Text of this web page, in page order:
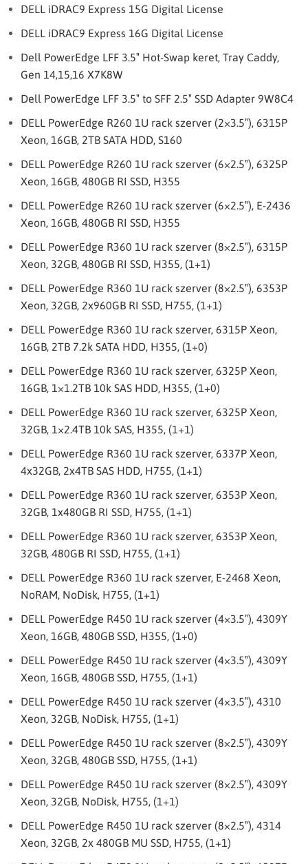
DELL iDRAC9 Express 15G Digital License
DELL iDRAC9 Express 16G Digital License
Dell PowerEdge LFF 3.5″ Hot-Swap keret, Tray Caddy,
Gen 14,15,16 X7K8W
Dell PowerEdge LFF 3.5″ to SFF 2.5″ SSD Adapter 9W8C4
DELL PowerEdge R260 1U rack szerver (2×3.5″), 6315P
Xeon, 16GB, 2TB SATA HDD, S160
DELL PowerEdge R260 1U rack szerver (6×2.5″), 6325P
Xeon, 16GB, 480GB RI SSD, H355
DELL PowerEdge R260 1U rack szerver (6×2.5″), E-2436
Xeon, 16GB, 480GB RI SSD, H355
DELL PowerEdge R360 1U rack szerver (8×2.5″), 6315P
Xeon, 32GB, 480GB RI SSD, H355, (1+1)
DELL PowerEdge R360 1U rack szerver (8×2.5″), 6353P
Xeon, 32GB, 2x960GB RI SSD, H755, (1+1)
DELL PowerEdge R360 1U rack szerver, 6315P Xeon,
16GB, 2TB 7.2k SATA HDD, H355, (1+0)
DELL PowerEdge R360 1U rack szerver, 6325P Xeon,
16GB, 1×1.2TB 10k SAS HDD, H355, (1+0)
DELL PowerEdge R360 1U rack szerver, 6325P Xeon,
32GB, 1×2.4TB 10k SAS, H355, (1+1)
DELL PowerEdge R360 1U rack szerver, 6337P Xeon,
4x32GB, 2x4TB SAS HDD, H755, (1+1)
DELL PowerEdge R360 1U rack szerver, 6353P Xeon,
32GB, 1x480GB RI SSD, H755, (1+1)
DELL PowerEdge R360 1U rack szerver, 6353P Xeon,
32GB, 480GB RI SSD, H755, (1+1)
DELL PowerEdge R360 1U rack szerver, E-2468 Xeon,
NoRAM, NoDisk, H755, (1+1)
DELL PowerEdge R450 1U rack szerver (4×3.5″), 4309Y
Xeon, 16GB, 480GB SSD, H355, (1+0)
DELL PowerEdge R450 1U rack szerver (4×3.5″), 4309Y
Xeon, 16GB, 480GB SSD, H755, (1+1)
DELL PowerEdge R450 1U rack szerver (4×3.5″), 4310
Xeon, 32GB, NoDisk, H755, (1+1)
DELL PowerEdge R450 1U rack szerver (8×2.5″), 4309Y
Xeon, 32GB, 480GB SSD, H755, (1+1)
DELL PowerEdge R450 1U rack szerver (8×2.5″), 4309Y
Xeon, 32GB, NoDisk, H755, (1+1)
DELL PowerEdge R450 1U rack szerver (8×2.5″), 4314
Xeon, 32GB, 2x 480GB MU SSD, H755, (1+1)